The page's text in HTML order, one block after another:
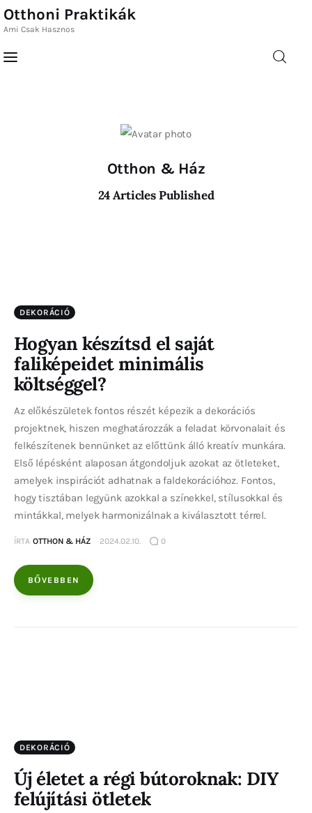
Otthoni Praktikák
Ami Csak Hasznos
KapcsolatOtthon & Ház
24Articles Published
DEKORÁCIÓ
Hogyan készítsd el saját
faliképeidet minimális
költséggel?
Az előkészületek fontos részét képezik a dekorációs
projektnek, hiszen meghatározzák a feladat körvonalait és
felkészítenek bennünket az előttünk álló kreatív munkára.
Első lépésként alaposan átgondoljuk azokat az ötleteket,
amelyek inspirációt adhatnak a faldekorációhoz. Fontos,
hogy tisztában legyünk azokkal a színekkel, stílusokkal és
mintákkal, melyek harmonizálnak a kiválasztott térrel.
ÍRTA OTTHON & HÁZ 2024.02.10. 0
BŐVEBBEN
DEKORÁCIÓ
Új életet a régi bútoroknak: DIY
felújítási ötletek